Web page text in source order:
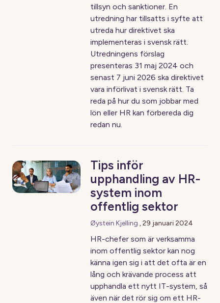
tillsyn och sanktioner. En
utredning har tillsatts i syfte att
utreda hur direktivet ska
implementeras i svensk rätt.
Utredningens förslag
presenteras 31 maj 2024 och
senast 7 juni 2026 ska direktivet
vara införlivat i svensk rätt. Ta
reda på hur du som jobbar med
lön eller HR kan förbereda dig
redan nu.
Tips inför
upphandling av HR-
system inom
offentlig sektor
Øystein Kjelling ,29 januari 2024
HR-chefer som är verksamma
inom offentlig sektor kan nog
känna igen sig i att det ofta är en
lång och krävande process att
upphandla ett nytt IT-system, så
även när det rör sig om ett HR-